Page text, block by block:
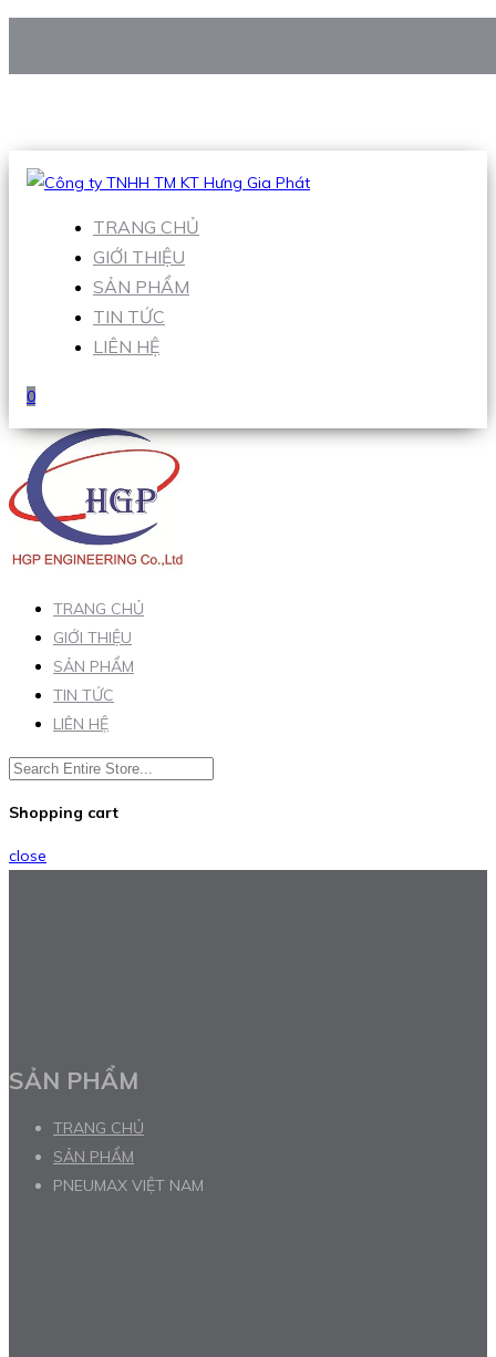
Hotline:0938 906 663
TRANG CHỦ
GIỚI THIỆU
SẢN PHẨM
TIN TỨC
LIÊN HỆ
0
TRANG CHỦ
GIỚI THIỆU
SẢN PHẨM
TIN TỨC
LIÊN HỆ
Shopping cart
close
SẢN PHẨM
TRANG CHỦ
SẢN PHẨM
PNEUMAX VIỆT NAM